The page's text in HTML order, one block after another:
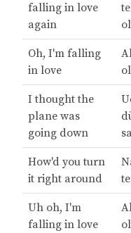
falling in love
again
Oh, I'm falling
in love
I thought the
plane was
going down
How'd you turn
it right around
Uh oh, I'm
falling in love